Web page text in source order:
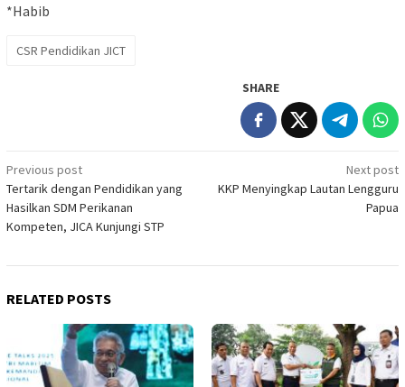
*Habib
CSR Pendidikan JICT
SHARE
Post
navigation
Previous post
Tertarik dengan Pendidikan yang
Hasilkan SDM Perikanan
Kompeten, JICA Kunjungi STP
Next post
KKP Menyingkap Lautan Lengguru
Papua
RELATED POSTS